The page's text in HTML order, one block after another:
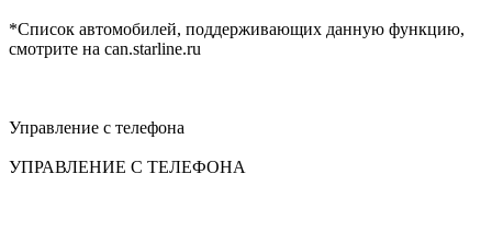
*Список автомобилей, поддерживающих данную функцию,
смотрите на can.starline.ru
Управление с телефона
УПРАВЛЕНИЕ С ТЕЛЕФОНА